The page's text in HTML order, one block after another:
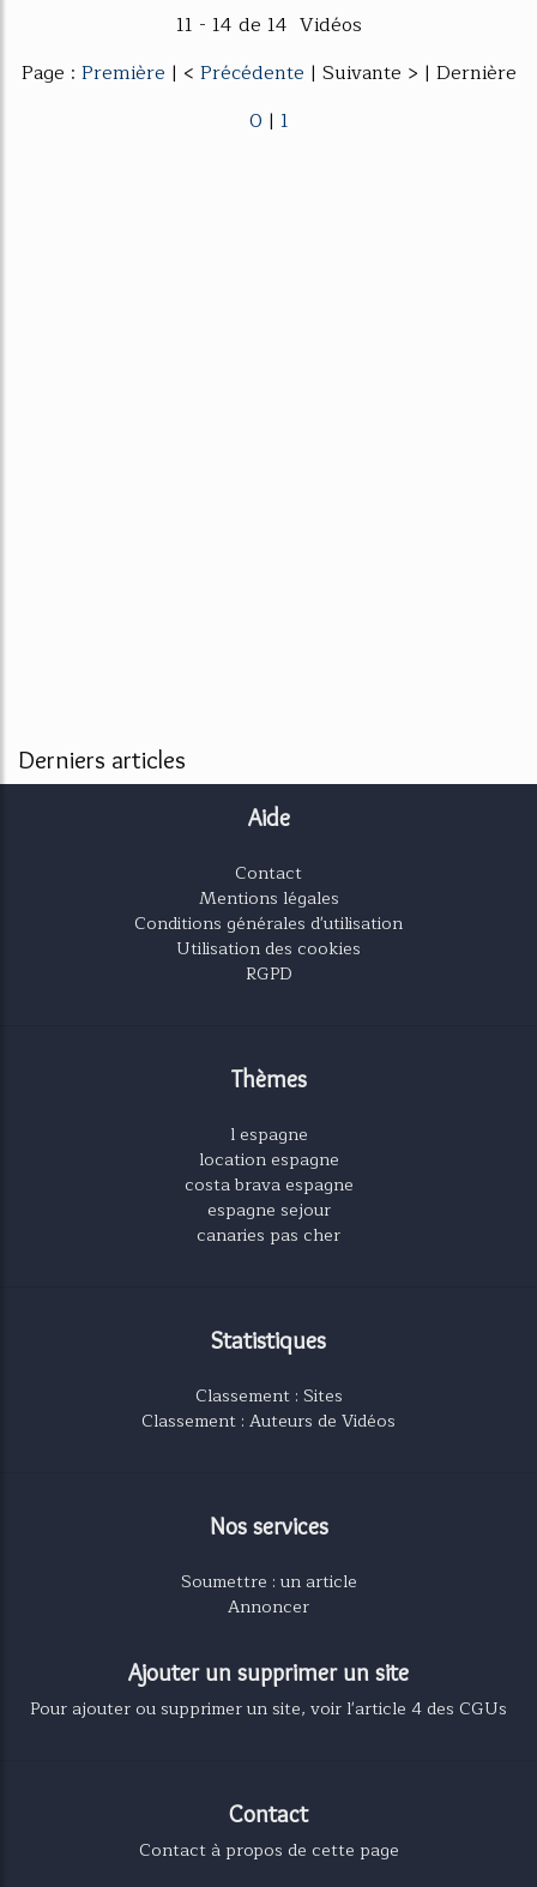
11 - 14 de 14 Vidéos
Page : Première | < Précédente | Suivante > | Dernière
0 | 1
Derniers articles
Aide
Contact
Mentions légales
Conditions générales d'utilisation
Utilisation des cookies
RGPD
Thèmes
l espagne
location espagne
costa brava espagne
espagne sejour
canaries pas cher
Statistiques
Classement : Sites
Classement : Auteurs de Vidéos
Nos services
Soumettre : un article
Annoncer
Ajouter un supprimer un site
Pour ajouter ou supprimer un site, voir l'article 4 des CGUs
Contact
Contact à propos de cette page